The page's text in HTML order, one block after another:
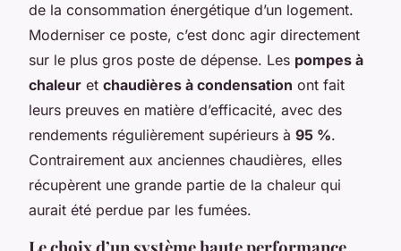
de la consommation énergétique d’un logement.
Moderniser ce poste, c’est donc agir directement
sur le plus gros poste de dépense. Les pompes à
chaleur et chaudières à condensation ont fait
leurs preuves en matière d’efficacité, avec des
rendements régulièrement supérieurs à 95 %.
Contrairement aux anciennes chaudières, elles
récupèrent une grande partie de la chaleur qui
aurait été perdue par les fumées.